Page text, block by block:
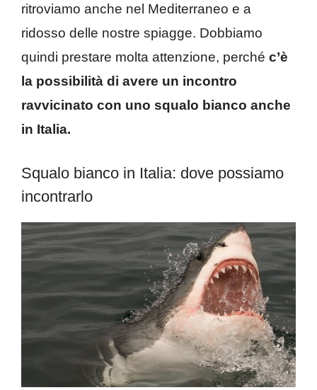
ritroviamo anche nel Mediterraneo e a
ridosso delle nostre spiagge. Dobbiamo
quindi prestare molta attenzione, perché c’è
la possibilità di avere un incontro
ravvicinato con uno squalo bianco anche
in Italia.
Squalo bianco in Italia: dove possiamo
incontrarlo